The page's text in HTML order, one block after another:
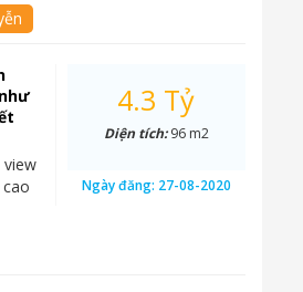
view
4.3 Tỷ
Diện tích:96 m2
Ngày đăng: 27-08-2020